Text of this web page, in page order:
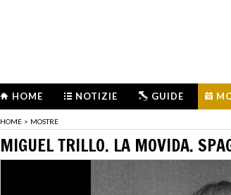
HOME NOTIZIE GUIDE
HOME > MOSTRE
MIGUEL TRILLO. LA MOVIDA.